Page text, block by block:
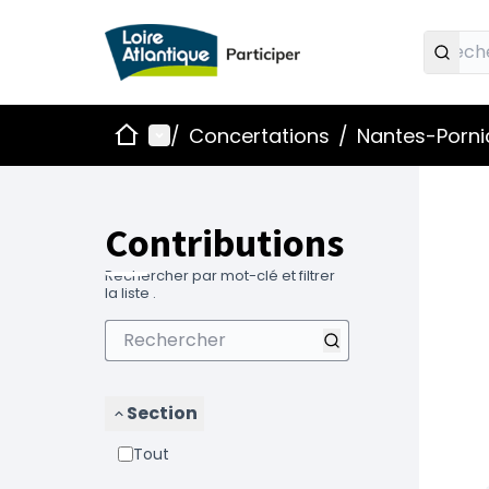
AccueilMenu principal
/ Concertations / Nantes-
Contributions
Rechercher par mot-clé et filtrer
la liste .
Section
Tout